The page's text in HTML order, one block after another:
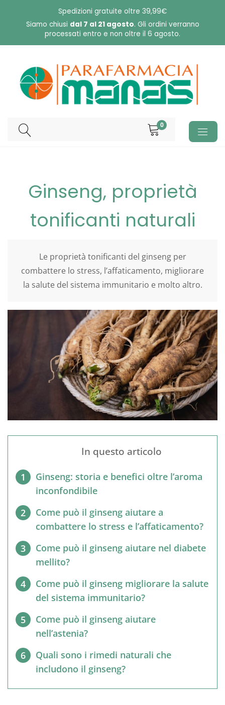
Spedizioni gratuite oltre 39,99€
Siamo chiusi dal 7 al 21 agosto. Gli ordini verranno
processati entro e non oltre il 6 agosto.
0
Ginseng, proprietà
tonificanti naturali
Le proprietà tonificanti del ginseng per
combattere lo stress, l’affaticamento, migliorare
la salute del sistema immunitario e molto altro.
In questo articolo
1
Ginseng: storia e benefici oltre l’aroma
inconfondibile
2
Come può il ginseng aiutare a
combattere lo stress e l’affaticamento?
3
Come può il ginseng aiutare nel diabete
mellito?
4
Come può il ginseng migliorare la salute
del sistema immunitario?
5
Come può il ginseng aiutare
nell’astenia?
6
Quali sono i rimedi naturali che
includono il ginseng?